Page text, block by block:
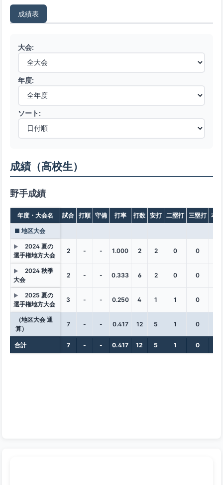
成績表
大会:
年度:
ソート:
成績（高校生）
野手成績
年度・大会名 試合 打順 守備 打率 打数 安打 二塁打 三塁打 本
■ 地区大会
▶
2024 夏の
選手権地方大会
2 - - 1.000 2 2 0 0
▶
2024 秋季
大会
2 - - 0.333 6 2 0 0
▶
2025 夏の
選手権地方大会
3 - - 0.250 4 1 1 0
（地区大会 通
算）
7 - - 0.417 12 5 1 0
合計 7 - - 0.417 12 5 1 0